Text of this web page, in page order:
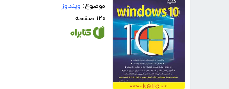
موضوع: ویندوز
۱۲۰ صفحه